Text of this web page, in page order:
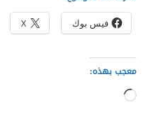
فيس بوك X
معجب بهذه:
جاري